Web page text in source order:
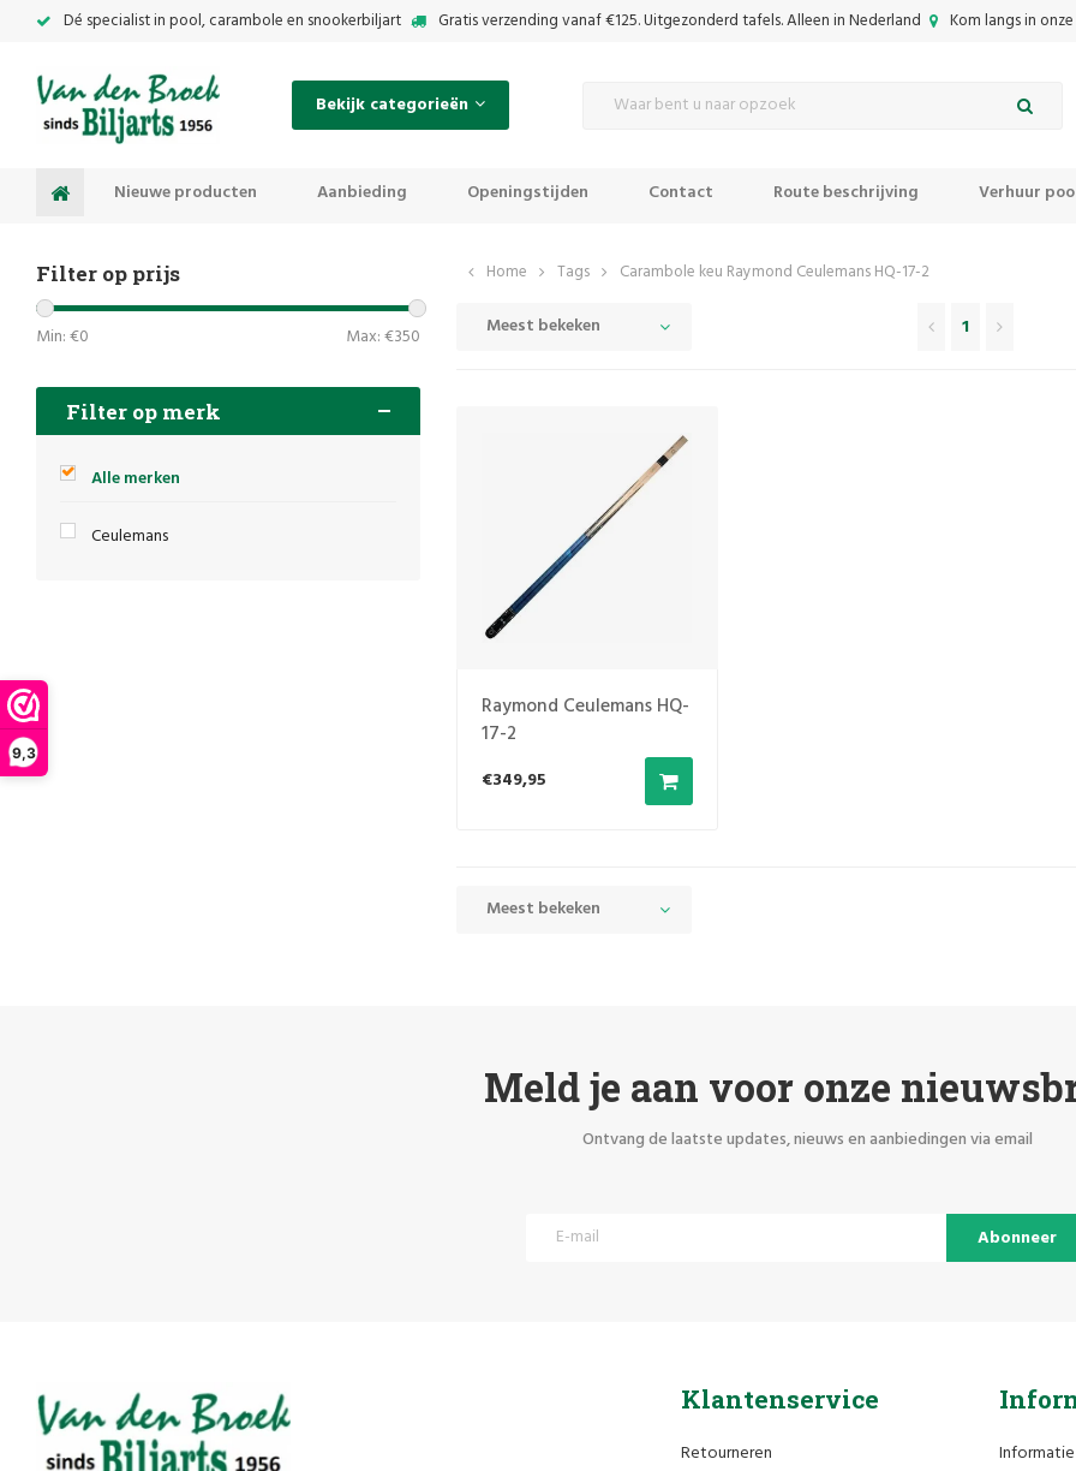
9,3
Dé specialist in pool, carambole en snookerbiljart Gratis verzending vanaf €125. Uitgezonderd tafels. Alleen in Nederland Kom langs in
Bekijk categorieën
Nieuwe producten Aanbieding Openingstijden Contact Route beschrijving Verhuur
Filter op prijs
Min: €0 Max: €350
Filter op merk
Alle merken
Ceulemans
Home Tags Carambole keu Raymond Ceulemans HQ-17-2
Meest bekeken 1
Raymond Ceulemans HQ-
17-2
€349,95
Meest bekeken
Meld je aan voor onze
Ontvang de laatste updates, nieuws en aanbiedingen via email
Abonneer
Klantenservice
Retourneren